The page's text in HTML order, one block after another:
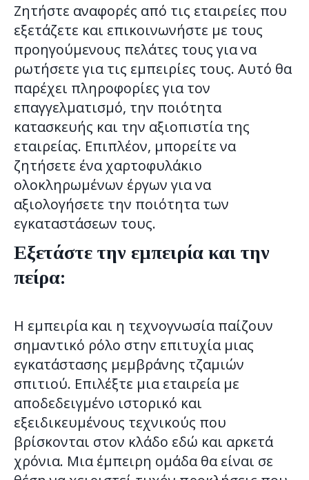
Ζητήστε αναφορές από τις εταιρείες που
εξετάζετε και επικοινωνήστε με τους
προηγούμενους πελάτες τους για να
ρωτήσετε για τις εμπειρίες τους. Αυτό θα
παρέχει πληροφορίες για τον
επαγγελματισμό, την ποιότητα
κατασκευής και την αξιοπιστία της
εταιρείας. Επιπλέον, μπορείτε να
ζητήσετε ένα χαρτοφυλάκιο
ολοκληρωμένων έργων για να
αξιολογήσετε την ποιότητα των
εγκαταστάσεων τους.
Εξετάστε την εμπειρία και την
πείρα:
Η εμπειρία και η τεχνογνωσία παίζουν
σημαντικό ρόλο στην επιτυχία μιας
εγκατάστασης μεμβράνης τζαμιών
σπιτιού. Επιλέξτε μια εταιρεία με
αποδεδειγμένο ιστορικό και
εξειδικευμένους τεχνικούς που
βρίσκονται στον κλάδο εδώ και αρκετά
χρόνια. Μια έμπειρη ομάδα θα είναι σε